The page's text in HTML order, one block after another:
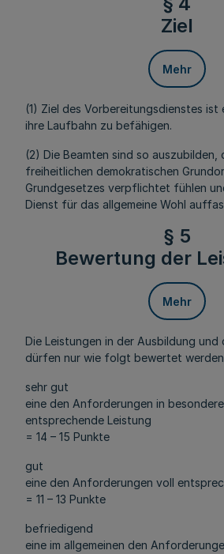
Ziel
Mehr
(1) Ziel des Vorbereitungsdienstes ist
ihre Laufbahn zu befähigen.
(2) Die Beamten sind so auszubilden,
freiheitlichen demokratischen
Grundgesetzes verpflichtet fühlen
Dienst für das allgemeine Wohl
§ 5
Bewertung der
Mehr
Die Leistungen in der Ausbildung und
dürfen nur wie folgt bewertet
sehr gut
eine den Anforderungen in
entsprechende Leistung
= 14 – 15 Punkte
gut
eine den Anforderungen voll
= 11 – 13 Punkte
befriedigend
eine im allgemeinen den